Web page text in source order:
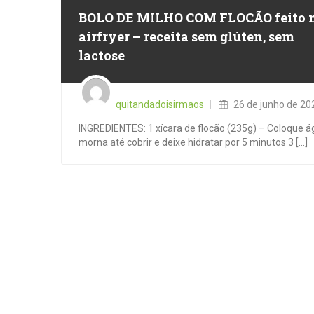
BOLO DE MILHO COM FLOCÃO feito
airfryer – receita sem glúten, sem
lactose
quitandadoisirmaos
Posted
on
26 de junho de
INGREDIENTES: 1 xícara de flocão (235g) – Coloque
morna até cobrir e deixe hidratar por 5 minutos 3 [...]